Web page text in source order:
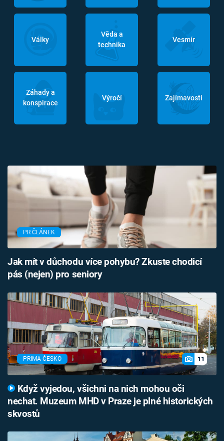
Války
Věda a
technika
Vesmír
Záhady a
konspirace
Výročí Zajímavosti
PR ČLÁNEK
Jak mít v důchodu více pohybu? Zkuste chodicí
pás (nejen) pro seniory
PRIMA ČESKO 11
Když vyjedou, všichni na nich mohou oči
nechat. Muzeum MHD v Praze je plné historických
skvostů